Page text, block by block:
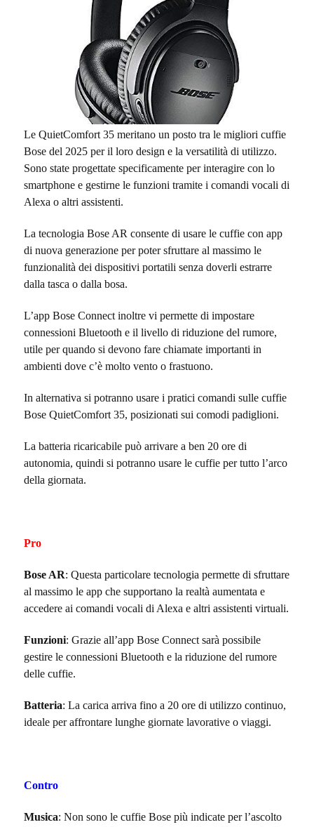
Le QuietComfort 35 meritano un posto tra le migliori cuffie
Bose del 2025 per il loro design e la versatilità di utilizzo.
Sono state progettate specificamente per interagire con lo
smartphone e gestirne le funzioni tramite i comandi vocali di
Alexa o altri assistenti.
La tecnologia Bose AR consente di usare le cuffie con app
di nuova generazione per poter sfruttare al massimo le
funzionalità dei dispositivi portatili senza doverli estrarre
dalla tasca o dalla bosa.
L’app Bose Connect inoltre vi permette di impostare
connessioni Bluetooth e il livello di riduzione del rumore,
utile per quando si devono fare chiamate importanti in
ambienti dove c’è molto vento o frastuono.
In alternativa si potranno usare i pratici comandi sulle cuffie
Bose QuietComfort 35, posizionati sui comodi padiglioni.
La batteria ricaricabile può arrivare a ben 20 ore di
autonomia, quindi si potranno usare le cuffie per tutto l’arco
della giornata.
Pro
Bose AR: Questa particolare tecnologia permette di sfruttare
al massimo le app che supportano la realtà aumentata e
accedere ai comandi vocali di Alexa e altri assistenti virtuali.
Funzioni: Grazie all’app Bose Connect sarà possibile
gestire le connessioni Bluetooth e la riduzione del rumore
delle cuffie.
Batteria: La carica arriva fino a 20 ore di utilizzo continuo,
ideale per affrontare lunghe giornate lavorative o viaggi.
Contro
Musica: Non sono le cuffie Bose più indicate per l’ascolto